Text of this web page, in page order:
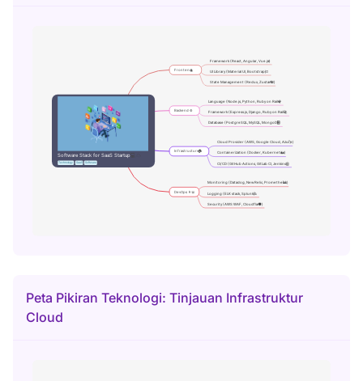
Peta Pikiran Teknologi: Tinjauan Infrastruktur
Cloud